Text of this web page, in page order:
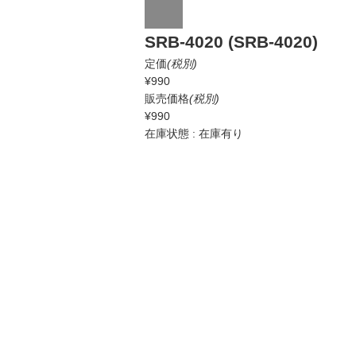
SRB-4020 (SRB-4020)
定価(税別)
¥990
販売価格(税別)
¥990
在庫状態 : 在庫有り